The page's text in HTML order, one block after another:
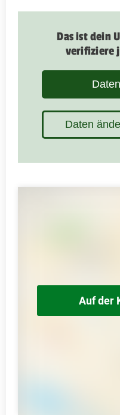
Das ist dein
verifiziere
Daten
Auf der